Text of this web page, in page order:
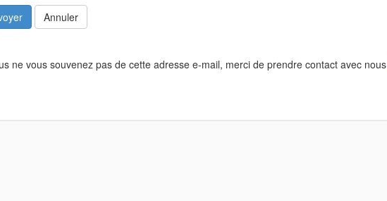
Annuler
ne vous souvenez pas de cette adresse e-mail, merci de prendre contact avec nous